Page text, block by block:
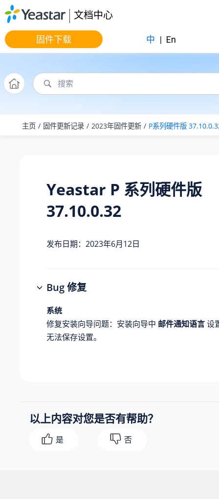
跳转到主要内容
文档中心
固件下载 中 | En
主页 固件更新记录 2023年固件更新 P系列硬件版
Yeastar P 系列硬件版
37.10.0.32
发布日期：2023年6月12日
Bug 修复
系统
修复安装向导问题：安装向导中 邮件通知语言设
无法保存设置。
以上内容对您是否有帮助？
是 否